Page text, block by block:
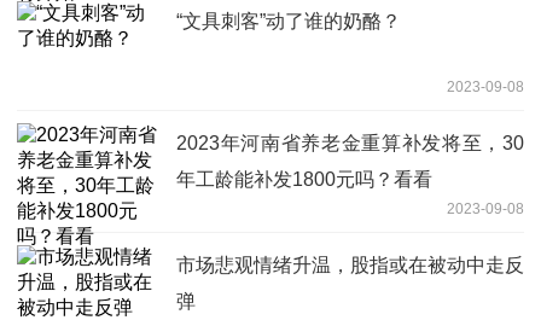
“文具刺客”动了谁的奶酪？
2023-09-08
2023年河南省养老金重算补发将至，30
年工龄能补发1800元吗？看看
2023-09-08
市场悲观情绪升温，股指或在被动中走反
弹